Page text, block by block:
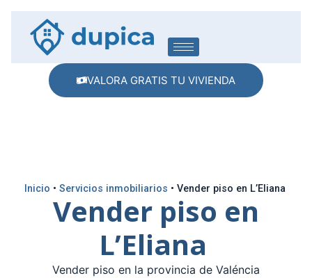
VALORA GRATIS TU VIVIENDA
Inicio • Servicios inmobiliarios • Vender piso en L’Eliana
Vender piso en
L’Eliana
Vender piso en la provincia de Valéncia